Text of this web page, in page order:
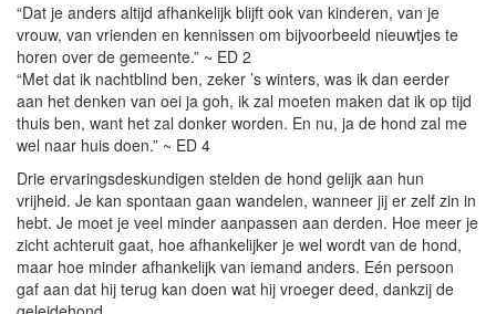
“Dat je anders altijd afhankelijk blijft ook van kinderen, van je
vrouw, van vrienden en kennissen om bijvoorbeeld nieuwtjes te
horen over de gemeente.” ~ ED 2
“Met dat ik nachtblind ben, zeker ’s winters, was ik dan eerder
aan het denken van oei ja goh, ik zal moeten maken dat ik op tijd
thuis ben, want het zal donker worden. En nu, ja de hond zal me
wel naar huis doen.” ~ ED 4
Drie ervaringsdeskundigen stelden de hond gelijk aan hun
vrijheid. Je kan spontaan gaan wandelen, wanneer jij er zelf zin in
hebt. Je moet je veel minder aanpassen aan derden. Hoe meer je
zicht achteruit gaat, hoe afhankelijker je wel wordt van de hond,
maar hoe minder afhankelijk van iemand anders. Eén persoon
gaf aan dat hij terug kan doen wat hij vroeger deed, dankzij de